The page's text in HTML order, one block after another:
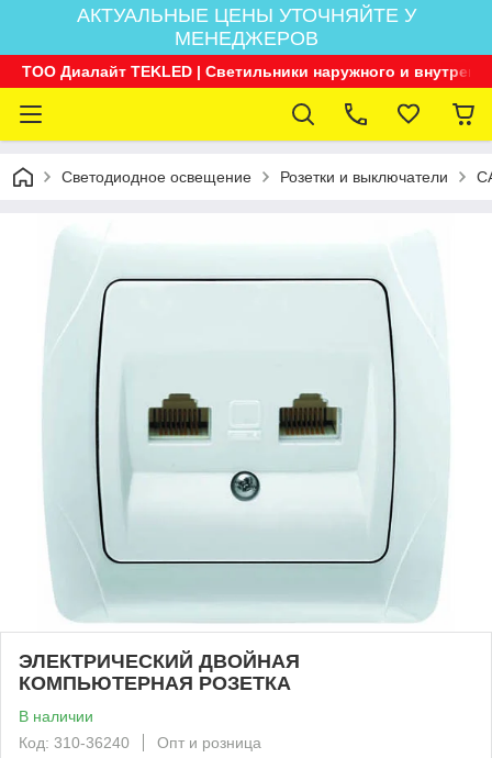
АКТУАЛЬНЫЕ ЦЕНЫ УТОЧНЯЙТЕ У
МЕНЕДЖЕРОВ
ТОО Диалайт TEKLED | Светильники наружного и
Светодиодное освещение Розетки и выключатели
ЭЛЕКТРИЧЕСКИЙ ДВОЙНАЯ
КОМПЬЮТЕРНАЯ РОЗЕТКА
В наличии
Код: 310-36240
Опт и розница